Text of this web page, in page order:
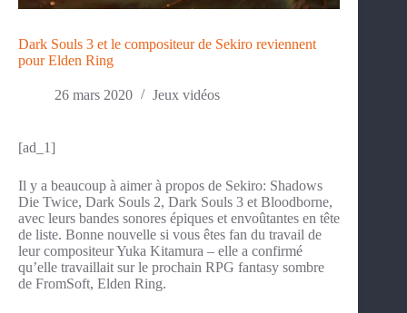
Dark Souls 3 et le compositeur de Sekiro reviennent
pour Elden Ring
26 mars 2020 Jeux vidéos
[ad_1]
Il y a beaucoup à aimer à propos de Sekiro: Shadows
Die Twice, Dark Souls 2, Dark Souls 3 et Bloodborne,
avec leurs bandes sonores épiques et envoûtantes en tête
de liste. Bonne nouvelle si vous êtes fan du travail de
leur compositeur Yuka Kitamura – elle a confirmé
qu’elle travaillait sur le prochain RPG fantasy sombre
de FromSoft, Elden Ring.